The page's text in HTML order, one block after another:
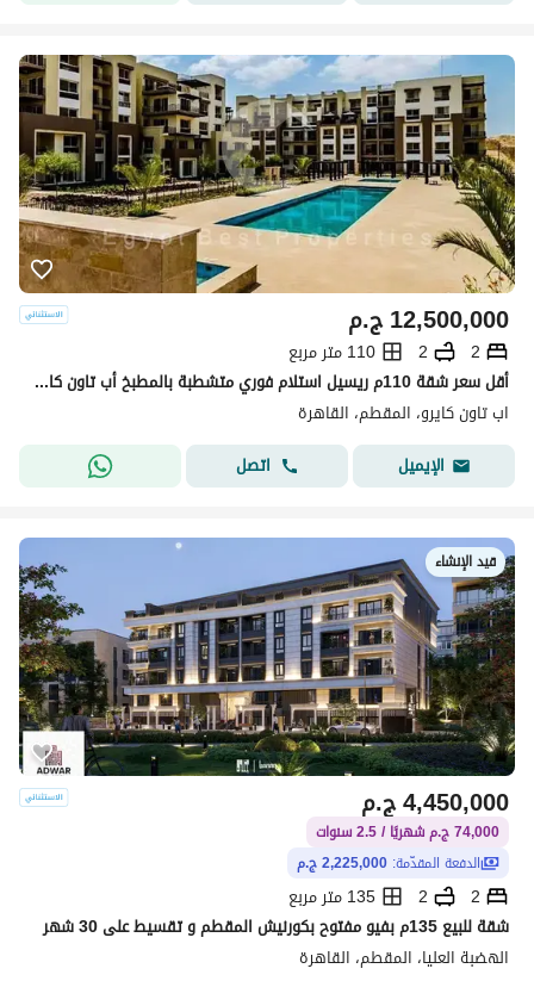
ج.م12,500,000
2
2
110 متر مربع
أقل سعر شقة 110م ريسيل استلام فوري متشطبة بالمطبخ أب تاون كايرو Aroura Uptown Cairo
اب تاون كايرو، المقطم، القاهرة
الإيميل
اتصل
قيد الإنشاء
ج.م4,450,000
74,000 ج.م شهريًا / 2.5 سنوات
الدفعة المقدّمة: 2,225,000 ج.م
2
2
135 متر مربع
شقة للبيع 135م بفيو مفتوح بكورنيش المقطم و تقسيط على 30 شهر
الهضبة العليا، المقطم، القاهرة